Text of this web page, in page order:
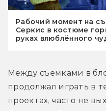
Рабочий момент на
Серкис в костюме
руках влюблённого
Между съёмками в
продолжал играть в
проектах, часто не